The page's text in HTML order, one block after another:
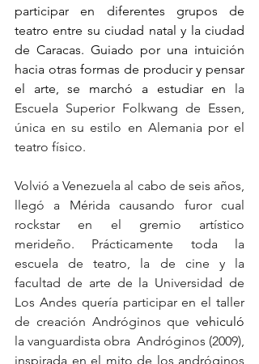
participar en diferentes grupos de
teatro entre su ciudad natal y la ciudad
de Caracas. Guiado por una intuición
hacia otras formas de producir y pensar
el arte, se marchó a estudiar en la
Escuela Superior Folkwang de Essen,
única en su estilo en Alemania por el
teatro físico.
Volvió a Venezuela al cabo de seis años,
llegó a Mérida causando furor cual
rockstar en el gremio artístico
merideño. Prácticamente toda la
escuela de teatro, la de cine y la
facultad de arte de la Universidad de
Los Andes quería participar en el taller
de creación Andróginos que vehiculó
la vanguardista obra  Andróginos (2009),
inspirada en el mito de los andróginos